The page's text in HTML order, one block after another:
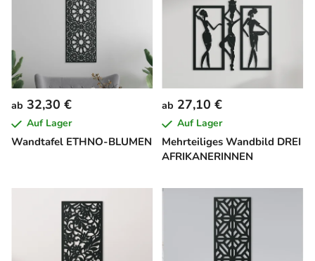
Wandtafel ETHNO-BLUMEN
ab 32,30 €
Auf Lager
Mehrteiliges Wandbild DREI
AFRIKANERINNEN
ab 27,10 €
Auf Lager